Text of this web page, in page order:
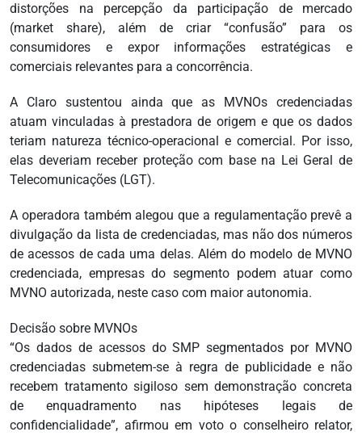
distorções na percepção da participação de mercado
(market share), além de criar “confusão” para os
consumidores e expor informações estratégicas e
comerciais relevantes para a concorrência.
A Claro sustentou ainda que as MVNOs credenciadas
atuam vinculadas à prestadora de origem e que os dados
teriam natureza técnico-operacional e comercial. Por isso,
elas deveriam receber proteção com base na Lei Geral de
Telecomunicações (LGT).
A operadora também alegou que a regulamentação prevê a
divulgação da lista de credenciadas, mas não dos números
de acessos de cada uma delas. Além do modelo de MVNO
credenciada, empresas do segmento podem atuar como
MVNO autorizada, neste caso com maior autonomia.
Decisão sobre MVNOs
“Os dados de acessos do SMP segmentados por MVNO
credenciadas submetem-se à regra de publicidade e não
recebem tratamento sigiloso sem demonstração concreta
de enquadramento nas hipóteses legais de
confidencialidade”, afirmou em voto o conselheiro relator,